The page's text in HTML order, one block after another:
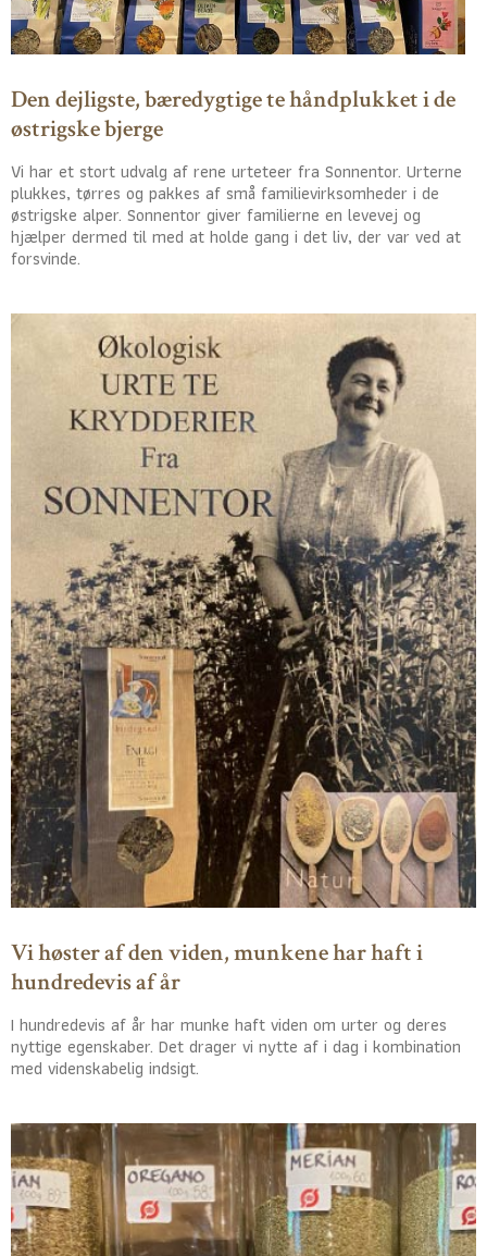
Den dejligste, bæredygtige te håndplukket i de
østrigske bjerge
Vi har et stort udvalg af rene urteteer fra Sonnentor. Urterne
plukkes, tørres og pakkes af små familievirksomheder i de
østrigske alper. Sonnentor giver familierne en levevej og
hjælper dermed til med at holde gang i det liv, der var ved at
forsvinde.
Vi høster af den viden, munkene har haft i
hundredevis af år
I hundredevis af år har munke haft viden om urter og deres
nyttige egenskaber. Det drager vi nytte af i dag i kombination
med videnskabelig indsigt.